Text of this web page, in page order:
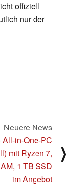
offiziell
nur der
Neuere News
All-in-One-PC
mit Ryzen 7,
1 TB SSD
im Angebot
⟩